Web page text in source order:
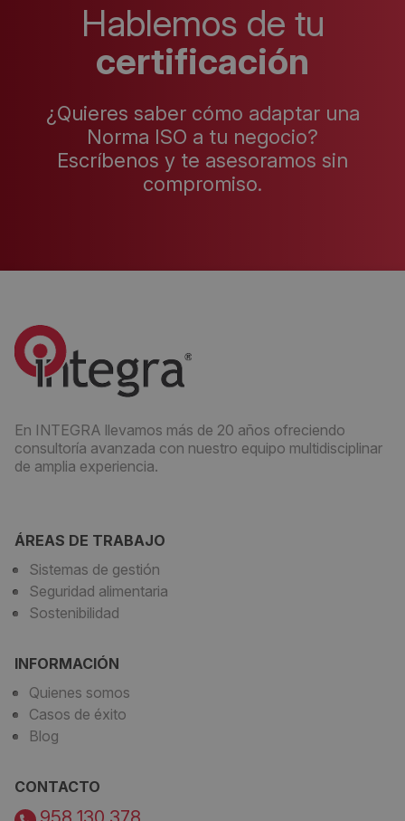
Hablemos de tu
certificación
¿Quieres saber cómo adaptar una
Norma ISO a tu negocio?
Escríbenos y te asesoramos sin
compromiso.
En INTEGRA llevamos más de 20 años ofreciendo
consultoría avanzada con nuestro equipo multidisciplinar
de amplia experiencia.
ÁREAS DE TRABAJO
Sistemas de gestión
Seguridad alimentaria
Sostenibilidad
INFORMACIÓN
Quienes somos
Casos de éxito
Blog
CONTACTO